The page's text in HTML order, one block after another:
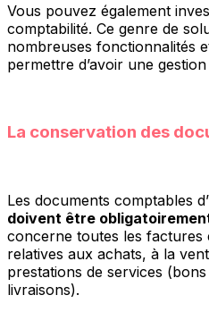
Vous pouvez également
comptabilité. Ce genre de
nombreuses fonctionnalités
permettre d’avoir une
La conservation des
Les documents comptables
doivent être
concerne toutes les factures
relatives aux achats, à la
prestations de services
livraisons).